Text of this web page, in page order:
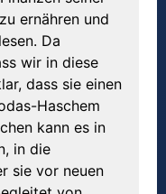
ernähren und
Da
wir in diese
dass sie einen
Haschem
kann es in
in die
sie vor neuen